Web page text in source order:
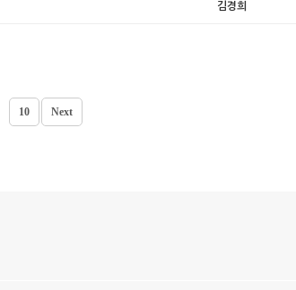
김경희
10 Next